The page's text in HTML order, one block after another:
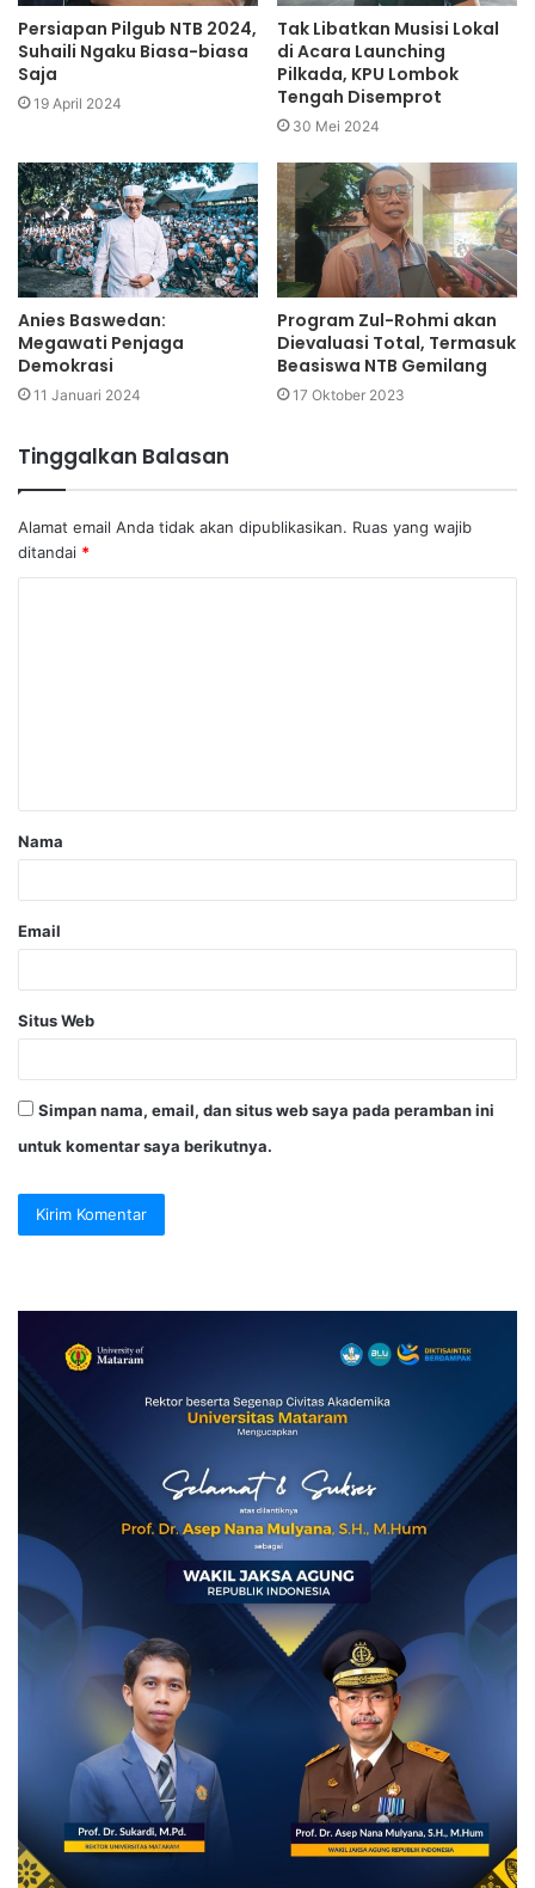
Persiapan Pilgub NTB 2024,
Suhaili Ngaku Biasa-biasa
Saja
19 April 2024
Tak Libatkan Musisi Lokal
di Acara Launching
Pilkada, KPU Lombok
Tengah Disemprot
30 Mei 2024
Anies Baswedan:
Megawati Penjaga
Demokrasi
11 Januari 2024
Program Zul-Rohmi akan
Dievaluasi Total, Termasuk
Beasiswa NTB Gemilang
17 Oktober 2023
Tinggalkan Balasan
Alamat email Anda tidak akan dipublikasikan. Ruas yang wajib
ditandai *
Nama
Email
Situs Web
Simpan nama, email, dan situs web saya pada peramban ini
untuk komentar saya berikutnya.